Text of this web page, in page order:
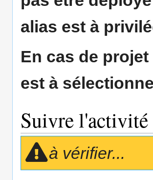
alias est à
En cas de
est à
Suivre l'activité
à vérifier...